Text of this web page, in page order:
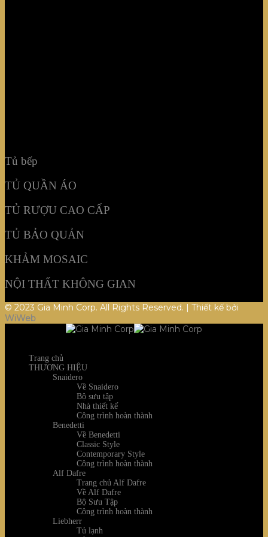
Tủ bếp
TỦ QUẦN ÁO
TỦ RƯỢU CAO CẤP
TỦ BẢO QUẢN
KHẢM MOSAIC
NỘI THẤT KHÔNG GIAN
© 2023 Gia Minh Corp. All Rights Reserved. | Thiết kế bởi
WiWeb
Trang chủ
THƯƠNG HIỆU
Snaidero
Về Snaidero
Bộ sưu tập
Nhà thiết kế
Công trình hoàn thành
Benedetti
Về Benedetti
Classic Style
Contemporary Style
Công trình hoàn thành
Alf Dafre
Trang chủ Alf Dafre
Về Alf Dafre
Bộ Sưu Tập
Công trình hoàn thành
Liebherr
Tủ lạnh